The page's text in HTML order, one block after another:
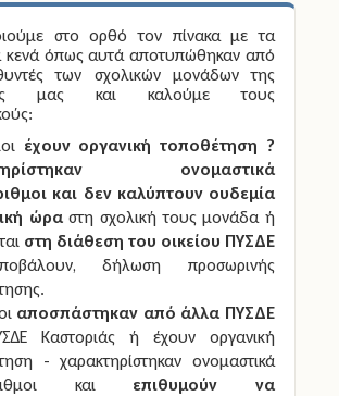
στο ορθό τον πίνακα με τα
κενά όπως αυτά αποτυπώθηκαν από
των σχολικών μονάδων της
μας και καλούμε τους
έχουν οργανική τοποθέτηση ?
ονομαστικά
και δεν καλύπτουν ουδεμία
ώραστη σχολική τους μονάδα ή
στη διάθεση του οικείου ΠΥΣΔΕ
δήλωση προσωρινής
αποσπάστηκαν από άλλα ΠΥΣΔΕ
Καστοριάς ή έχουν οργανική
- χαρακτηρίστηκαν ονομαστικά
και επιθυμούν να